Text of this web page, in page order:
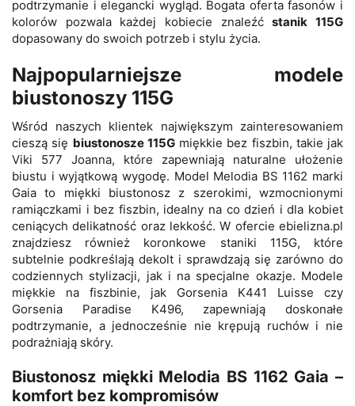
podtrzymanie i elegancki wygląd. Bogata oferta fasonów i
kolorów pozwala każdej kobiecie znaleźćstanik 115G
dopasowany do swoich potrzeb i stylu życia.
Najpopularniejsze modele
biustonoszy 115G
Wśród naszych klientek największym zainteresowaniem
cieszą się biustonosze 115Gmiękkie bez fiszbin, takie jak
Viki 577 Joanna, które zapewniają naturalne ułożenie
biustu i wyjątkową wygodę. Model Melodia BS 1162 marki
Gaia to miękki biustonosz z szerokimi, wzmocnionymi
ramiączkami i bez fiszbin, idealny na co dzień i dla kobiet
ceniących delikatność oraz lekkość. W ofercie ebielizna.pl
znajdziesz również koronkowe staniki 115G, które
subtelnie podkreślają dekolt i sprawdzają się zarówno do
codziennych stylizacji, jak i na specjalne okazje. Modele
miękkie na fiszbinie, jak Gorsenia K441 Luisse czy
Gorsenia Paradise K496, zapewniają doskonałe
podtrzymanie, a jednocześnie nie krępują ruchów i nie
podrażniają skóry.
Biustonosz miękki Melodia BS 1162 Gaia –
komfort bez kompromisów